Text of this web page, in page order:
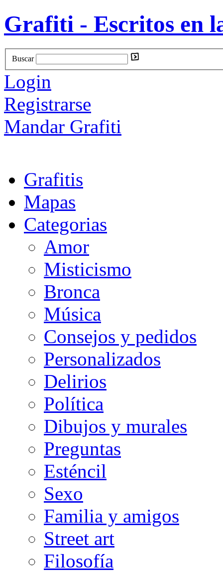
Grafiti - Escritos en
Buscar
Login
Registrarse
Mandar Grafiti
Grafitis
Mapas
Categorias
Amor
Misticismo
Bronca
Música
Consejos y pedidos
Personalizados
Delirios
Política
Dibujos y murales
Preguntas
Esténcil
Sexo
Familia y amigos
Street art
Filosofía